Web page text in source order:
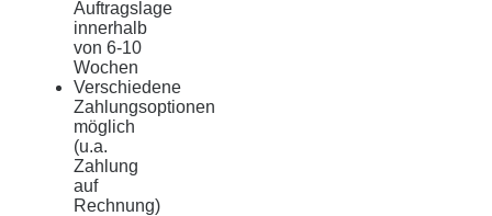
Auftragslage
innerhalb
von 6-10
Wochen
Verschiedene
Zahlungsoptionen
möglich
(u.a.
Zahlung
auf
Rechnung)